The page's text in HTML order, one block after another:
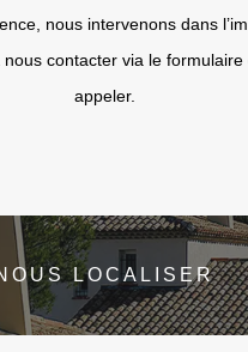
nous intervenons dans
nous contacter via le
appeler.
LOCALISER